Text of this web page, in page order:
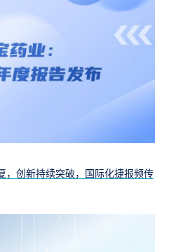
，创新持续突破，国际化捷报频传